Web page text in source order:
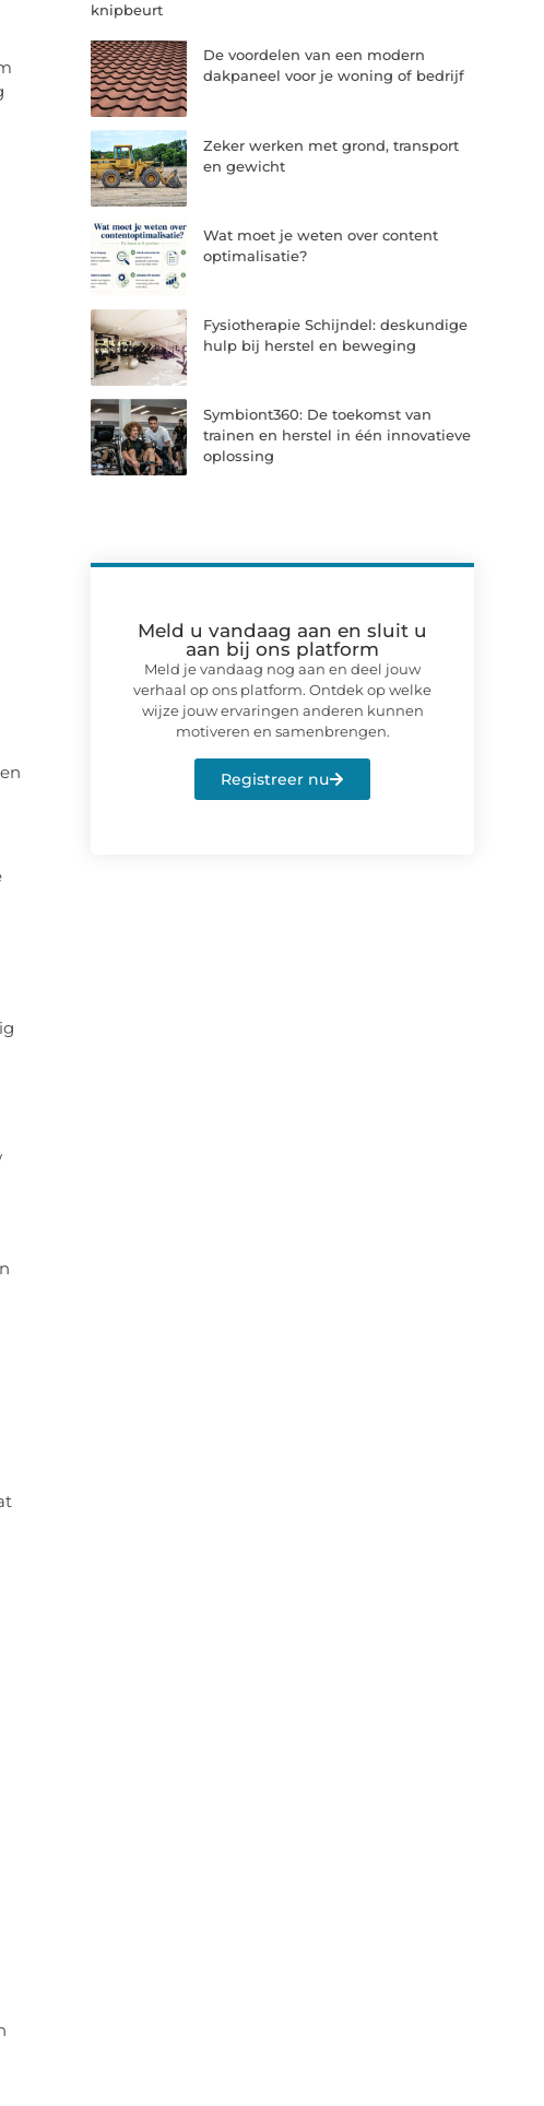
knipbeurt
De voordelen van een modern
dakpaneel voor je woning of bedrijf
Zeker werken met grond, transport
en gewicht
Wat moet je weten over content
optimalisatie?
Fysiotherapie Schijndel: deskundige
hulp bij herstel en beweging
Symbiont360: De toekomst van
trainen en herstel in één innovatieve
oplossing
Meld u vandaag aan en sluit u
aan bij ons platform
Meld je vandaag nog aan en deel jouw
verhaal op ons platform. Ontdek op welke
wijze jouw ervaringen anderen kunnen
motiveren en samenbrengen.
Registreer nu